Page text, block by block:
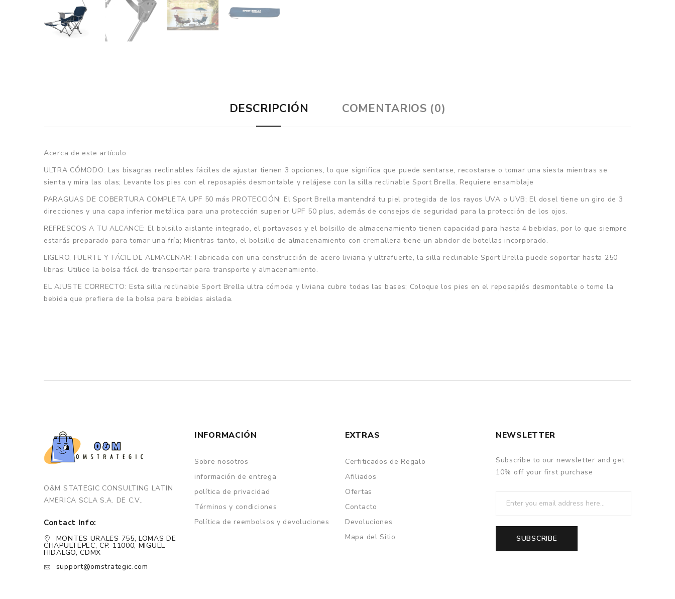
DESCRIPCIÓN COMENTARIOS (0)
Acerca de este artículo
ULTRA CÓMODO: Las bisagras reclinables fáciles de ajustar tienen 3 opciones, lo que significa que puede sentarse, recostarse o tomar una siesta mientras se
sienta y mira las olas; Levante los pies con el reposapiés desmontable y relájese con la silla reclinable Sport Brella. Requiere ensamblaje
PARAGUAS DE COBERTURA COMPLETA UPF 50 más PROTECCIÓN; El Sport Brella mantendrá tu piel protegida de los rayos UVA o UVB; El dosel tiene un giro de 3
direcciones y una capa inferior metálica para una protección superior UPF 50 plus, además de consejos de seguridad para la protección de los ojos.
REFRESCOS A TU ALCANCE: El bolsillo aislante integrado, el portavasos y el bolsillo de almacenamiento tienen capacidad para hasta 4 bebidas, por lo que siempre
estarás preparado para tomar una fría; Mientras tanto, el bolsillo de almacenamiento con cremallera tiene un abridor de botellas incorporado.
LIGERO, FUERTE Y FÁCIL DE ALMACENAR: Fabricada con una construcción de acero liviana y ultrafuerte, la silla reclinable Sport Brella puede soportar hasta 250
libras; Utilice la bolsa fácil de transportar para transporte y almacenamiento.
EL AJUSTE CORRECTO: Esta silla reclinable Sport Brella ultra cómoda y liviana cubre todas las bases; Coloque los pies en el reposapiés desmontable o tome la
bebida que prefiera de la bolsa para bebidas aislada.
O&M STATEGIC CONSULTING LATIN
AMERICA SCLA S.A. DE C.V..
Contact Info:
MONTES URALES 755, LOMAS DE
CHAPULTEPEC, CP. 11000, MIGUEL
HIDALGO, CDMX
support@omstrategic.com
INFORMACIÓN
Sobre nosotros
información de entrega
política de privacidad
Términos y condiciones
Política de reembolsos y devoluciones
EXTRAS
Cerfiticados de Regalo
Afiliados
Ofertas
Contacto
Devoluciones
Mapa del Sitio
NEWSLETTER
Subscribe to our newsletter and get
10% off your first purchase
SUBSCRIBE